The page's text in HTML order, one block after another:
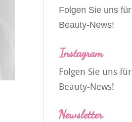
Folgen Sie uns für
Beauty-News!
Instagram
Folgen Sie uns für
Beauty-News!
Newsletter